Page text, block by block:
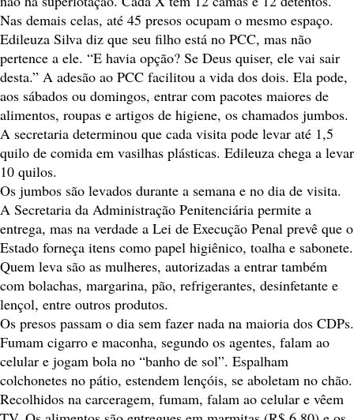
Nas demais celas, até 45 presos ocupam o mesmo espaço.
Edileuza Silva diz que seu filho está no PCC, mas não
pertence a ele. “E havia opção? Se Deus quiser, ele vai sair
desta.” A adesão ao PCC facilitou a vida dos dois. Ela pode,
aos sábados ou domingos, entrar com pacotes maiores de
alimentos, roupas e artigos de higiene, os chamados jumbos.
A secretaria determinou que cada visita pode levar até 1,5
quilo de comida em vasilhas plásticas. Edileuza chega a levar
10 quilos.
Os jumbos são levados durante a semana e no dia de visita.
A Secretaria da Administração Penitenciária permite a
entrega, mas na verdade a Lei de Execução Penal prevê que o
Estado forneça itens como papel higiênico, toalha e sabonete.
Quem leva são as mulheres, autorizadas a entrar também
com bolachas, margarina, pão, refrigerantes, desinfetante e
lençol, entre outros produtos.
Os presos passam o dia sem fazer nada na maioria dos CDPs.
Fumam cigarro e maconha, segundo os agentes, falam ao
celular e jogam bola no “banho de sol”. Espalham
colchonetes no pátio, estendem lençóis, se aboletam no chão.
Recolhidos na carceragem, fumam, falam ao celular e vêem